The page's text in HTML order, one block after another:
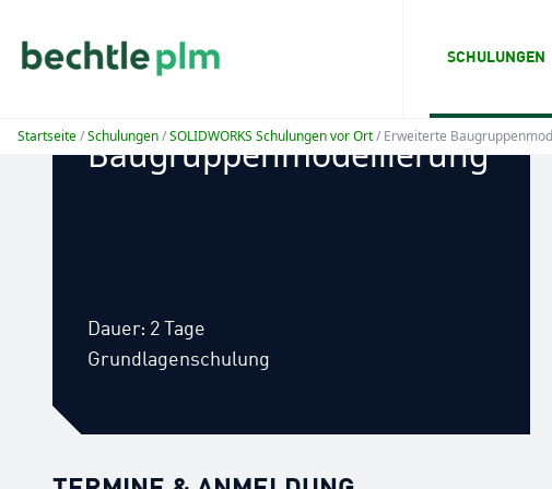
SCHULUNGEN
Startseite/Schulungen/SOLIDWORKS Schulungen vor Ort/ Erweiterte
SOLIDWORKS erweiterte
Baugruppenmodellierung
Dauer: 2 Tage
Grundlagenschulung